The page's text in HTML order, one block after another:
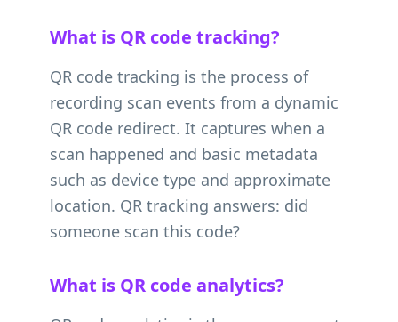
What is QR code tracking?
QR code tracking is the process of
recording scan events from a dynamic
QR code redirect. It captures when a
scan happened and basic metadata
such as device type and approximate
location. QR tracking answers: did
someone scan this code?
What is QR code analytics?